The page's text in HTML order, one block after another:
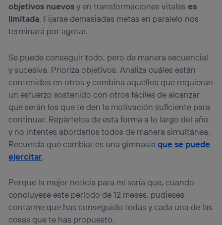
objetivos nuevosy en transformaciones vitaleses
limitada. Fijarse demasiadas metas en paralelo nos
terminará por agotar.
Se puede conseguir todo, pero de manera secuencial
y sucesiva. Prioriza objetivos. Analiza cuáles están
contenidos en otros y combina aquellos que requieran
un esfuerzo sostenido con otros fáciles de alcanzar,
que serán los que te den la motivación suficiente para
continuar. Repártelos de esta forma a lo largo del año
y no intentes abordarlos todos de manera simultánea.
Recuerda que cambiar es una gimnasiaque se puede
ejercitar.
Porque la mejor noticia para mí sería que, cuando
concluyese este período de 12 meses, pudieses
contarme que has conseguido todas y cada una de las
cosas que te has propuesto.